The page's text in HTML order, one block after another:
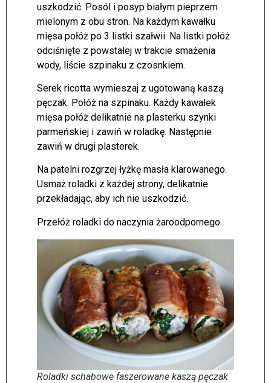
uszkodzić. Posól i posyp białym pieprzem
mielonym z obu stron. Na każdym kawałku
mięsa połóż po 3 listki szałwii. Na listki połóż
odciśnięte z powstałej w trakcie smażenia
wody, liście szpinaku z czosnkiem.
Serek ricotta wymieszaj z ugotowaną kaszą
pęczak. Połóż na szpinaku. Każdy kawałek
mięsa połóż delikatnie na plasterku szynki
parmeńskiej i zawiń w roladkę. Następnie
zawiń w drugi plasterek.
Na patelni rozgrzej łyżkę masła klarowanego.
Usmaż roladki z każdej strony, delikatnie
przekładając, aby ich nie uszkodzić.
Przełóż roladki do naczynia żaroodpornego.
Roladki schabowe faszerowane kaszą pęczak